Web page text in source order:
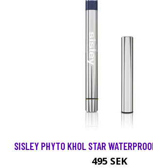
SISLEY PHYTO KHOL STAR
495 SEK